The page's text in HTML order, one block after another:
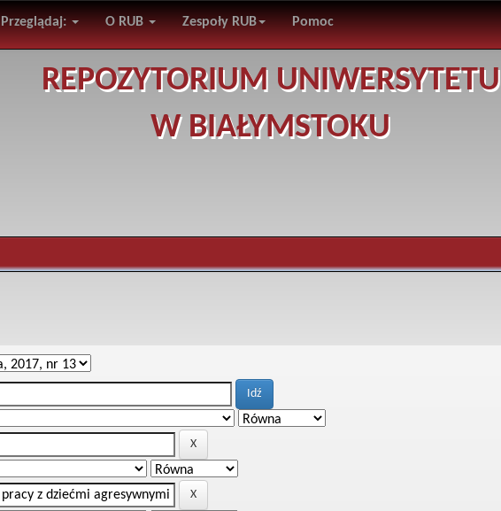
Przeglądaj: O RUB Zespoły RUB Pomoc
REPOZYTORIUM UNIWERSYTETU
W BIAŁYMSTOKU